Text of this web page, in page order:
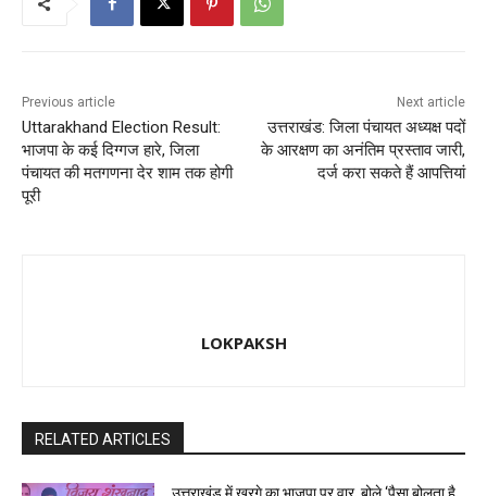
Previous article
Uttarakhand Election Result:
भाजपा के कई दिग्गज हारे, जिला
पंचायत की मतगणना देर शाम तक होगी
पूरी
Next article
उत्तराखंड: जिला पंचायत अध्यक्ष पदों
के आरक्षण का अनंतिम प्रस्ताव जारी,
दर्ज करा सकते हैं आपत्तियां
LOKPAKSH
RELATED ARTICLES